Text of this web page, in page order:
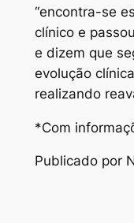
“encontra-se
clínico e
e dizem que
evolução
realizando
*Com
Publicado por